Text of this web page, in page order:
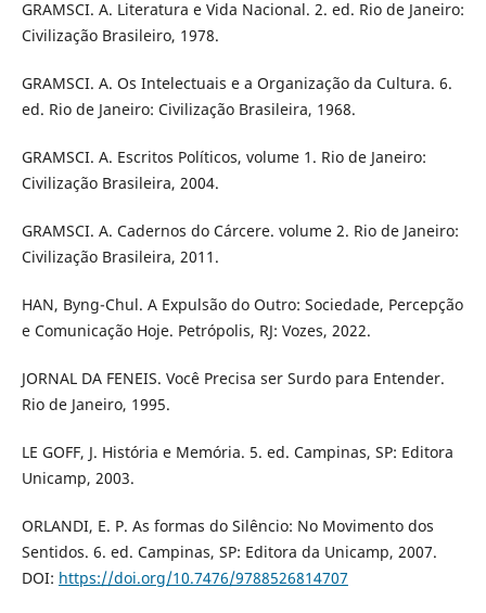
GRAMSCI. A. Literatura e Vida Nacional. 2. ed. Rio de Janeiro:
Civilização Brasileiro, 1978.
GRAMSCI. A. Os Intelectuais e a Organização da Cultura. 6.
ed. Rio de Janeiro: Civilização Brasileira, 1968.
GRAMSCI. A. Escritos Políticos, volume 1. Rio de Janeiro:
Civilização Brasileira, 2004.
GRAMSCI. A. Cadernos do Cárcere. volume 2. Rio de Janeiro:
Civilização Brasileira, 2011.
HAN, Byng-Chul. A Expulsão do Outro: Sociedade, Percepção
e Comunicação Hoje. Petrópolis, RJ: Vozes, 2022.
JORNAL DA FENEIS. Você Precisa ser Surdo para Entender.
Rio de Janeiro, 1995.
LE GOFF, J. História e Memória. 5. ed. Campinas, SP: Editora
Unicamp, 2003.
ORLANDI, E. P. As formas do Silêncio: No Movimento dos
Sentidos. 6. ed. Campinas, SP: Editora da Unicamp, 2007.
DOI: https://doi.org/10.7476/9788526814707